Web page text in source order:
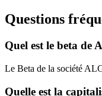
Questions
Quel est le beta
Le Beta de la société
Quelle est la